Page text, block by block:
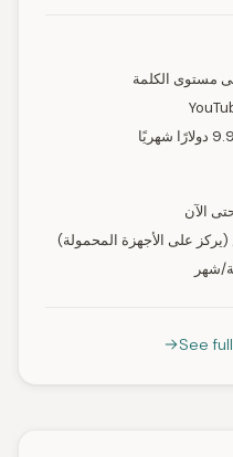
الآن
على الأجهزة المحمولة)
See